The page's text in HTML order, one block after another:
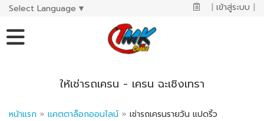
Select Language ▼ | เข้าสู่ระบบ |
ให้เช่ารถเครน - เครน ฉะเชิงเทรา
หน้าแรก » แคตตาล็อกออนไลน์ » เช่ารถเครนรายวัน แปดริ้ว